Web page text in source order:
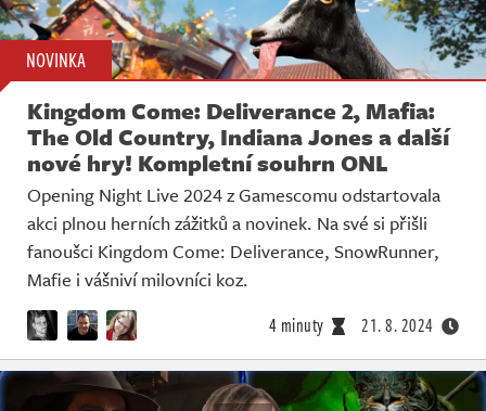
NOVINKA
Kingdom Come: Deliverance 2, Mafia:
The Old Country, Indiana Jones a další
nové hry! Kompletní souhrn ONL
Opening Night Live 2024 z Gamescomu odstartovala
akci plnou herních zážitků a novinek. Na své si přišli
fanoušci Kingdom Come: Deliverance, SnowRunner,
Mafie i vášniví milovníci koz.
4 minuty 21. 8. 2024